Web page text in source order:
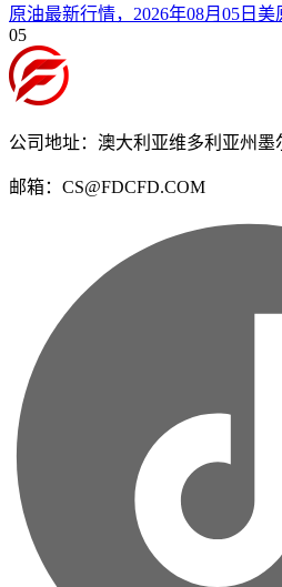
原油最新行情，2026年08月05日
05
公司地址：澳大利亚维多利亚州墨
邮箱：CS@FDCFD.COM